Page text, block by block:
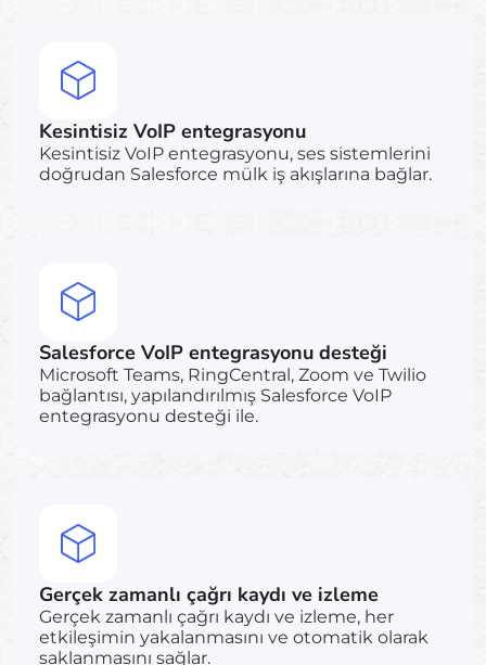
Kesintisiz VoIP entegrasyonu
Kesintisiz VoIP entegrasyonu, ses sistemlerini
doğrudan Salesforce mülk iş akışlarına bağlar.
Salesforce VoIP entegrasyonu desteği
Microsoft Teams, RingCentral, Zoom ve Twilio
bağlantısı, yapılandırılmış Salesforce VoIP
entegrasyonu desteği ile.
Gerçek zamanlı çağrı kaydı ve izleme
Gerçek zamanlı çağrı kaydı ve izleme, her
etkileşimin yakalanmasını ve otomatik olarak
saklanmasını sağlar.